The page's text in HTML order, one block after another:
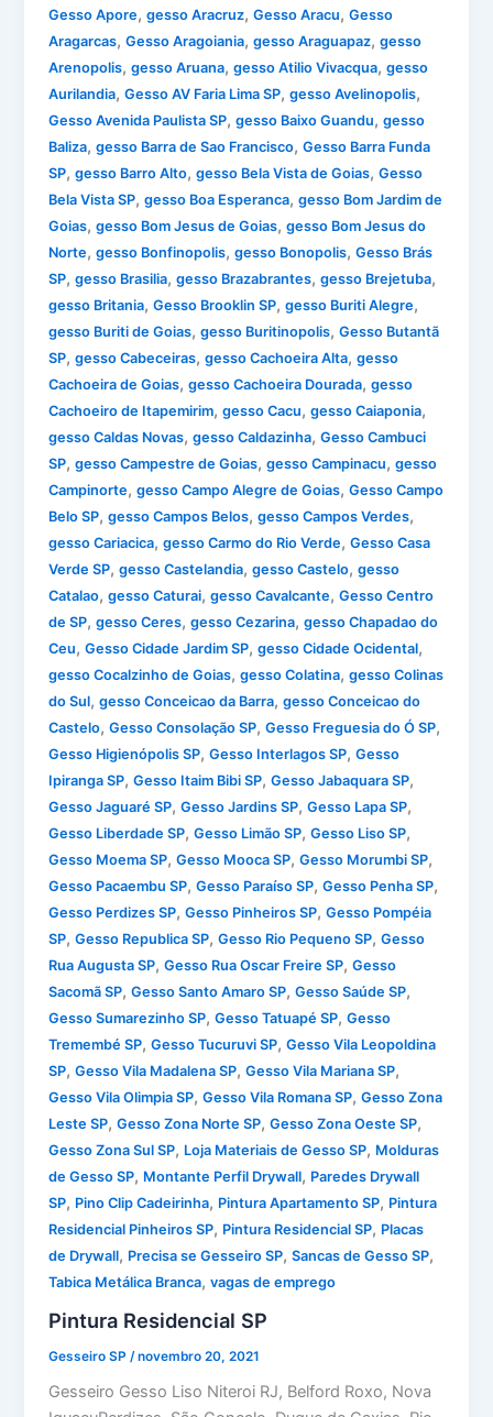
Gesso Apore,gesso Aracruz,Gesso Aracu,Gesso
Aragarcas,Gesso Aragoiania,gesso Araguapaz,gesso
Arenopolis,gesso Aruana,gesso Atilio Vivacqua,gesso
Aurilandia,Gesso AV Faria Lima SP,gesso Avelinopolis,
Gesso Avenida Paulista SP,gesso Baixo Guandu,gesso
Baliza,gesso Barra de Sao Francisco,Gesso Barra Funda
SP,gesso Barro Alto,gesso Bela Vista de Goias,Gesso
Bela Vista SP,gesso Boa Esperanca,gesso Bom Jardim de
Goias,gesso Bom Jesus de Goias,gesso Bom Jesus do
Norte,gesso Bonfinopolis,gesso Bonopolis,Gesso Brás
SP,gesso Brasilia,gesso Brazabrantes,gesso Brejetuba,
gesso Britania,Gesso Brooklin SP,gesso Buriti Alegre,
gesso Buriti de Goias,gesso Buritinopolis,Gesso Butantã
SP,gesso Cabeceiras,gesso Cachoeira Alta,gesso
Cachoeira de Goias,gesso Cachoeira Dourada,gesso
Cachoeiro de Itapemirim,gesso Cacu,gesso Caiaponia,
gesso Caldas Novas,gesso Caldazinha,Gesso Cambuci
SP,gesso Campestre de Goias,gesso Campinacu,gesso
Campinorte,gesso Campo Alegre de Goias,Gesso Campo
Belo SP,gesso Campos Belos,gesso Campos Verdes,
gesso Cariacica,gesso Carmo do Rio Verde,Gesso Casa
Verde SP,gesso Castelandia,gesso Castelo,gesso
Catalao,gesso Caturai,gesso Cavalcante,Gesso Centro
de SP,gesso Ceres,gesso Cezarina,gesso Chapadao do
Ceu,Gesso Cidade Jardim SP,gesso Cidade Ocidental,
gesso Cocalzinho de Goias,gesso Colatina,gesso Colinas
do Sul,gesso Conceicao da Barra,gesso Conceicao do
Castelo,Gesso Consolação SP,Gesso Freguesia do Ó SP,
Gesso Higienópolis SP,Gesso Interlagos SP,Gesso
Ipiranga SP,Gesso Itaim Bibi SP,Gesso Jabaquara SP,
Gesso Jaguaré SP,Gesso Jardins SP,Gesso Lapa SP,
Gesso Liberdade SP,Gesso Limão SP,Gesso Liso SP,
Gesso Moema SP,Gesso Mooca SP,Gesso Morumbi SP,
Gesso Pacaembu SP,Gesso Paraíso SP,Gesso Penha SP,
Gesso Perdizes SP,Gesso Pinheiros SP,Gesso Pompéia
SP,Gesso Republica SP,Gesso Rio Pequeno SP,Gesso
Rua Augusta SP,Gesso Rua Oscar Freire SP,Gesso
Sacomã SP,Gesso Santo Amaro SP,Gesso Saúde SP,
Gesso Sumarezinho SP,Gesso Tatuapé SP,Gesso
Tremembé SP,Gesso Tucuruvi SP,Gesso Vila Leopoldina
SP,Gesso Vila Madalena SP,Gesso Vila Mariana SP,
Gesso Vila Olimpia SP,Gesso Vila Romana SP,Gesso Zona
Leste SP,Gesso Zona Norte SP,Gesso Zona Oeste SP,
Gesso Zona Sul SP, Loja Materiais de Gesso SP, Molduras
de Gesso SP, Montante Perfil Drywall, Paredes Drywall
SP, Pino Clip Cadeirinha, Pintura Apartamento SP, Pintura
Residencial Pinheiros SP, Pintura Residencial SP, Placas
de Drywall, Precisa se Gesseiro SP,Sancas de Gesso SP,
Tabica Metálica Branca,vagas de emprego
Pintura Residencial SP
Gesseiro SP /novembro 20, 2021
Gesseiro Gesso Liso Niteroi RJ, Belford Roxo, Nova